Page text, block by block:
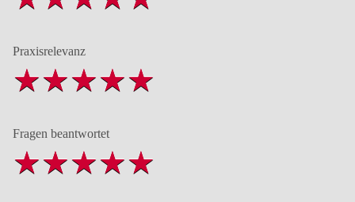
Praxisrelevanz
Fragen beantwortet